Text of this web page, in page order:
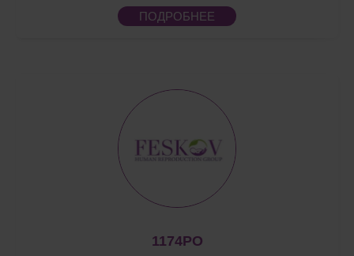
ПОДРОБНЕЕ
1174PO